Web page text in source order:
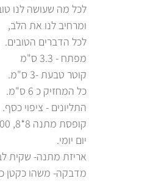
לכל מה שעושה לנו
ומרחיב לנו את הלב,
לכל הדברים הטובים.
מפתח - 3.3 ס"מ
קוטר טבעת -3 ס"מ.
כל המחזיק כ 6 ס"מ.
התליונים - ציפוי כסף.
יום יומי.
אריזת מתנה- שקית
מדבקה- משהו כקטן